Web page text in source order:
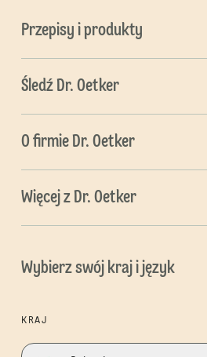
Przepisy i produkty
Śledź Dr. Oetker
O firmie Dr. Oetker
Więcej z Dr. Oetker
Wybierz swój kraj i język
KRAJ